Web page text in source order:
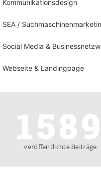
Kommunikationsdesign
SEA /
Social Media &
Webseite & Landingpage
veröffentlichte Beiträge
1589